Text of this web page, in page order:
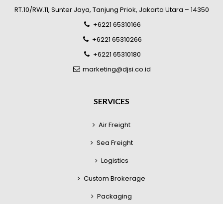
RT.10/RW.11, Sunter Jaya, Tanjung Priok, Jakarta Utara – 14350
+6221 65310166
+6221 65310266
+6221 65310180
marketing@djsi.co.id
SERVICES
Air Freight
Sea Freight
Logistics
Custom Brokerage
Packaging